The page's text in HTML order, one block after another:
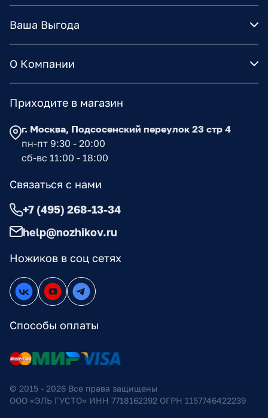
Ваша Выгода
О Компании
Ножиков в соц сетях
Способы оплаты
Приходите в магазин
г. Москва, Подсосенский переулок 23 стр 4
пн-пт 9:30 - 20:00
сб-вс 11:00 - 18:00
Связаться с нами
+7 (495) 268-13-34
help@nozhikov.ru
© 2015 - 2026 Все права защищены
ООО «ЭЛЬ ГУСТО» ИНН 7718162392 ОГРН 1157746422239